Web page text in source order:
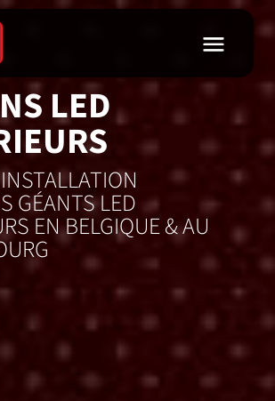
LED
GÉANTS LED
EN BELGIQUE & AU